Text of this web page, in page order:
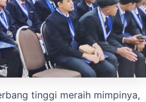
tinggi meraih mimpinya,